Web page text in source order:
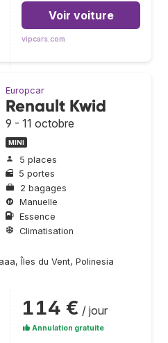
Voir voiture
vipcars.com
Europcar
Renault Kwid
9 - 11 octobre
MINI
5 places
5 portes
2 bagages
Manuelle
Essence
Climatisation
Îles du Vent, Polinesia
114 € / jour
Annulation gratuite